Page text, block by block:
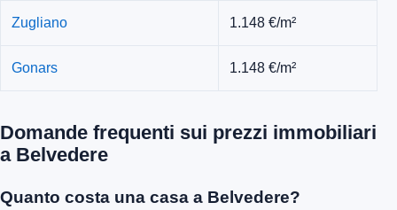
Zugliano 1.148 €/m²
Gonars 1.148 €/m²
Domande frequenti sui prezzi immobiliari
a Belvedere
Quanto costa una casa a Belvedere?